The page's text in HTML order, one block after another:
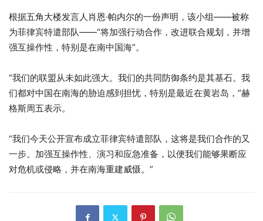
根据五角大楼发言人肖恩·帕内尔的一份声明，该小组——被称
为菲律宾特遣部队——“将加强行动合作，改进联合规划，并增
强互操作性，特别是在南中国海”。
“我们的联盟从未如此强大。我们的共同防御条约是其基石。我
们都对中国在南海的胁迫感到担忧，特别是最近在黄岩岛，”赫
格斯周五表示。
“我们今天公开宣布成立菲律宾特遣部队，这将是我们合作的又
一步。加强互操作性、演习和应急准备，以便我们能够果断应
对危机或侵略，并在南海重建威慑。”